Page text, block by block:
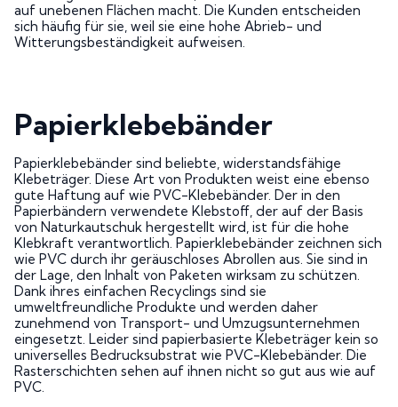
auf unebenen Flächen macht. Die Kunden entscheiden
sich häufig für sie, weil sie eine hohe Abrieb- und
Witterungsbeständigkeit aufweisen.
Papierklebebänder
Papierklebebänder sind beliebte, widerstandsfähige
Klebeträger. Diese Art von Produkten weist eine ebenso
gute Haftung auf wie PVC-Klebebänder. Der in den
Papierbändern verwendete Klebstoff, der auf der Basis
von Naturkautschuk hergestellt wird, ist für die hohe
Klebkraft verantwortlich. Papierklebebänder zeichnen sich
wie PVC durch ihr geräuschloses Abrollen aus. Sie sind in
der Lage, den Inhalt von Paketen wirksam zu schützen.
Dank ihres einfachen Recyclings sind sie
umweltfreundliche Produkte und werden daher
zunehmend von Transport- und Umzugsunternehmen
eingesetzt. Leider sind papierbasierte Klebeträger kein so
universelles Bedrucksubstrat wie PVC-Klebebänder. Die
Rasterschichten sehen auf ihnen nicht so gut aus wie auf
PVC.